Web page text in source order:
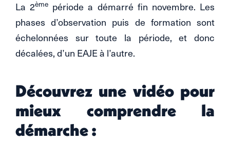
La 2ème période a démarré fin novembre. Les
phases d’observation puis de formation sont
échelonnées sur toute la période, et donc
décalées, d’un EAJE à l’autre.
Découvrez une vidéo pour
mieux comprendre la
démarche :